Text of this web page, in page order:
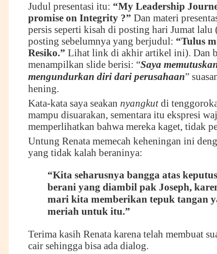
Judul presentasi itu: “My Leadership
promise on Integrity ?” Dan materi
persis seperti kisah di posting hari Jumat lalu
posting sebelumnya yang berjudul: “Tulus
Resiko.” Lihat link di akhir artikel ini). Dan
menampilkan slide berisi: “Saya
mengundurkan diri dari perusahaan”
hening.
Kata-kata saya seakan nyangkutdi
mampu disuarakan, sementara itu ekspresi
memperlihatkan bahwa mereka kaget, tidak
Untung Renata memecah keheningan ini
yang tidak kalah beraninya:
“Kita seharusnya bangga atas
berani yang diambil pak Joseph,
mari kita memberikan tepuk tangan
meriahuntuk itu.”
Terima kasih Renata karena telah membuat
cair sehingga bisa ada dialog.